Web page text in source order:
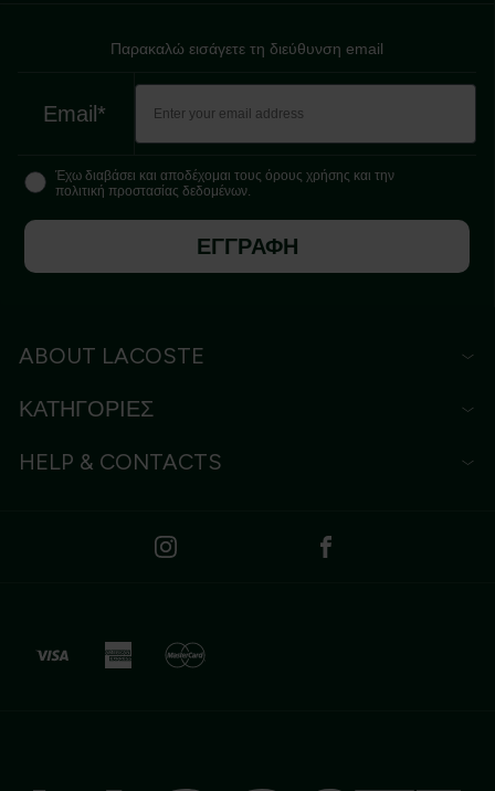
Παρακαλώ εισάγετε τη διεύθυνση email
Email*
Έχω διαβάσει και αποδέχομαι τους όρους χρήσης και την
πολιτική προστασίας δεδομένων.
ΕΓΓΡΑΦΗ
ABOUT LACOSTE
ΚΑΤΗΓΟΡΙΕΣ
HELP & CONTACTS